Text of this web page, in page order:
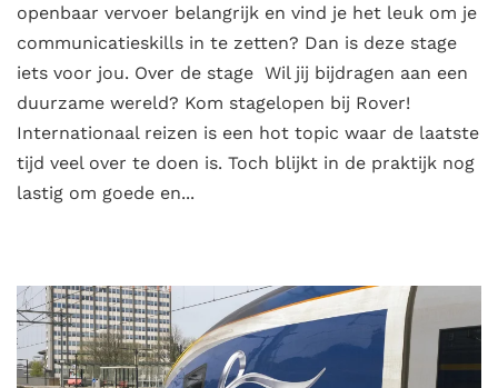
openbaar vervoer belangrijk en vind je het leuk om je
communicatieskills in te zetten? Dan is deze stage
iets voor jou. Over de stage Wil jij bijdragen aan een
duurzame wereld? Kom stagelopen bij Rover!
Internationaal reizen is een hot topic waar de laatste
tijd veel over te doen is. Toch blijkt in de praktijk nog
lastig om goede en...